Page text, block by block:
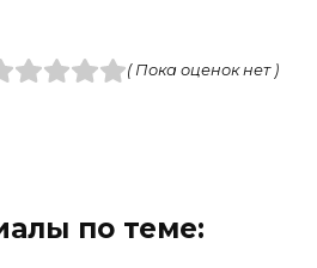
( Пока оценок нет )
по теме: